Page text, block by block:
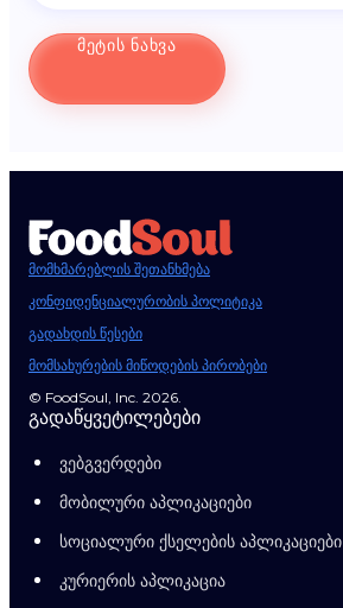
ᲛᲔᲢᲘᲡ ᲜᲐᲮᲕᲐ
მომხმარებლის შეთანხმება
კონფიდენციალურობის პოლიტიკა
გადახდის წესები
მომსახურების მიწოდების პირობები
© FoodSoul, Inc. 2026.
გადაწყვეტილებები
ვებგვერდები
მობილური აპლიკაციები
სოციალური ქსელების აპლიკაციები
კურიერის აპლიკაცია